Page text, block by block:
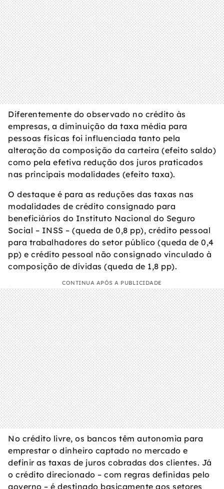
Diferentemente do observado no crédito às
empresas, a diminuição da taxa média para
pessoas físicas foi influenciada tanto pela
alteração da composição da carteira (efeito saldo)
como pela efetiva redução dos juros praticados
nas principais modalidades (efeito taxa).
O destaque é para as reduções das taxas nas
modalidades de crédito consignado para
beneficiários do Instituto Nacional do Seguro
Social – INSS – (queda de 0,8 pp), crédito pessoal
para trabalhadores do setor público (queda de 0,4
pp) e crédito pessoal não consignado vinculado à
composição de dívidas (queda de 1,8 pp).
CONTINUA APÓS A PUBLICIDADE
No crédito livre, os bancos têm autonomia para
emprestar o dinheiro captado no mercado e
definir as taxas de juros cobradas dos clientes. Já
o crédito direcionado – com regras definidas pelo
governo – é destinado basicamente aos setores